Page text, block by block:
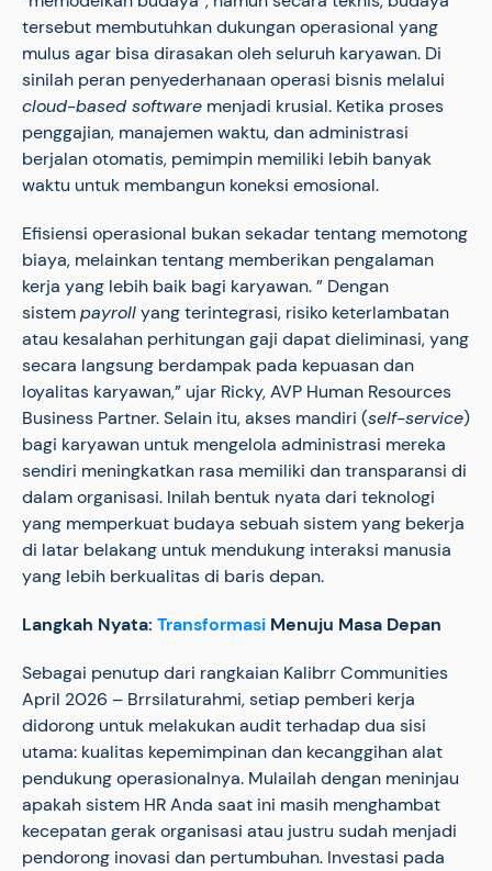
tersebut membutuhkan dukungan operasional yang
mulus agar bisa dirasakan oleh seluruh karyawan. Di
sinilah peran penyederhanaan operasi bisnis melalui
cloud-based software menjadi krusial. Ketika proses
penggajian, manajemen waktu, dan administrasi
berjalan otomatis, pemimpin memiliki lebih banyak
waktu untuk membangun koneksi emosional.
Efisiensi operasional bukan sekadar tentang memotong
biaya, melainkan tentang memberikan pengalaman
kerja yang lebih baik bagi karyawan.” Dengan
sistempayrollyang terintegrasi, risiko keterlambatan
atau kesalahan perhitungan gaji dapat dieliminasi, yang
secara langsung berdampak pada kepuasan dan
loyalitas karyawan,” ujar Ricky, AVP Human Resources
Business Partner.Selain itu, akses mandiri (self-service)
bagi karyawan untuk mengelola administrasi mereka
sendiri meningkatkan rasa memiliki dan transparansi di
dalam organisasi. Inilah bentuk nyata dari teknologi
yang memperkuat budaya sebuah sistem yang bekerja
di latar belakang untuk mendukung interaksi manusia
yang lebih berkualitas di baris depan.
Langkah Nyata: Transformasi Menuju Masa Depan
Sebagai penutup dari rangkaian Kalibrr Communities
April 2026 – Brrsilaturahmi, setiap pemberi kerja
didorong untuk melakukan audit terhadap dua sisi
utama: kualitas kepemimpinan dan kecanggihan alat
pendukung operasionalnya. Mulailah dengan meninjau
apakah sistem HR Anda saat ini masih menghambat
kecepatan gerak organisasi atau justru sudah menjadi
pendorong inovasi dan pertumbuhan. Investasi pada